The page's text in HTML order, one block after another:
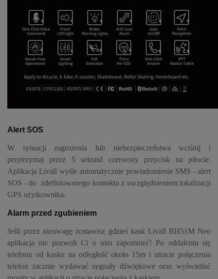
Alert SOS
W sytuacji zagrożenia lub niebezpieczeństwa wciśnij i
przytrzymaj przez 5 sekund czerwony przycisk na pilocie.
Aplikacja Livall wyśle automatycznie powiadomienie SMS - alert
SOS - do zdefiniowanego kontaktu z uwzględnieniem lokalizacji
GPS użytkownika.
Alarm przed zgubieniem
Jeśli przez nieuwagę zostawisz gdzieś kask Livall BH51M Neo
aplikacja nie pozwoli Ci o nim zapomnieć! Po oddaleniu się
telefonu od kasku na odległość około 15m i utracie połączenia
telefon zacznie wydawać sygnały dźwiękowe oraz wyświetlać